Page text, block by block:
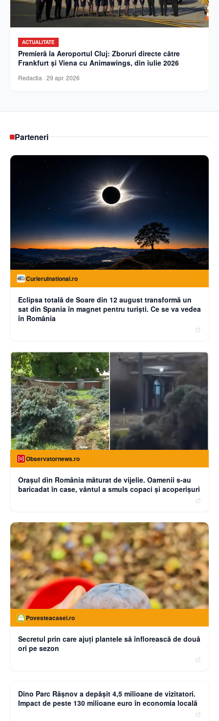
ACTUALITATE
Premieră la Aeroportul Cluj: Zboruri directe către
Frankfurt și Viena cu Animawings, din iulie 2026
Redactia · 29 apr. 2026
Parteneri
Curierulnational.ro
Eclipsa totală de Soare din 12 august transformă un
sat din Spania în magnet pentru turiști. Ce se va vedea
în România
Observatornews.ro
Oraşul din România măturat de vijelie. Oamenii s-au
baricadat în case, vântul a smuls copaci şi acoperişuri
Povesteacasei.ro
Secretul prin care ajuți plantele să înflorească de două
ori pe sezon
Dino Parc Râșnov a depășit 4,5 milioane de vizitatori.
Impact de peste 130 milioane euro în economia locală